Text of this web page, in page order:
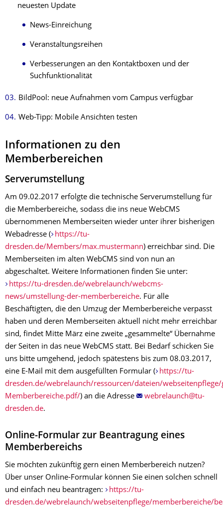
neuesten Update
News-Einreichung
Veranstaltungsreihen
Verbesserungen an den Kontaktboxen und der
Suchfunktionalität
BildPool: neue Aufnahmen vom Campus verfügbar
Web-Tipp: Mobile Ansichten testen
Informationen zu den
Memberbereichen
Serverumstellung
Am 09.02.2017 erfolgte die technische Serverumstellung für
die Memberbereiche, sodass die ins neue WebCMS
übernommenen Memberseiten wieder unter ihrer bisherigen
Webadresse (
https://tu-
dresden.de/Members/max.mustermann) erreichbar sind. Die
Memberseiten im alten WebCMS sind von nun an
abgeschaltet. Weitere Informationen finden Sie unter:
https://tu-dresden.de/webrelaunch/webcms-
news/umstellung-der-memberbereiche. Für alle
Beschäftigten, die den Umzug der Memberbereiche verpasst
haben und deren Memberseiten aktuell nicht mehr erreichbar
sind, findet Mitte März eine zweite „gesammelte“ Übernahme
der Seiten in das neue WebCMS statt. Bei Bedarf schicken Sie
uns bitte umgehend, jedoch spätestens bis zum 08.03.2017,
eine E-Mail mit dem ausgefüllten Formular (
https://tu-
dresden.de/webrelaunch/ressourcen/dateien/
Memberbereiche.pdf/) an die Adresse
.
Online-Formular zur Beantragung eines
Memberbereichs
Sie möchten zukünftig gern einen Memberbereich nutzen?
Über unser Online-Formular können Sie einen solchen schnell
und einfach neu beantragen:
https://tu-
dresden.de/webrelaunch/webseitenpflege/memberbereiche/